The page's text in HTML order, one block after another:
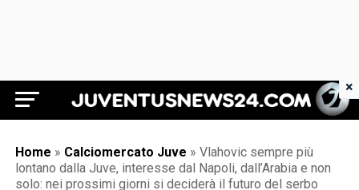
Juventus News 24
Home » Calciomercato Juve » Vlahovic sempre più
lontano dalla Juve, interesse dal Napoli, dall’Arabia e non
solo: nei prossimi giorni si deciderà il futuro del serbo
×